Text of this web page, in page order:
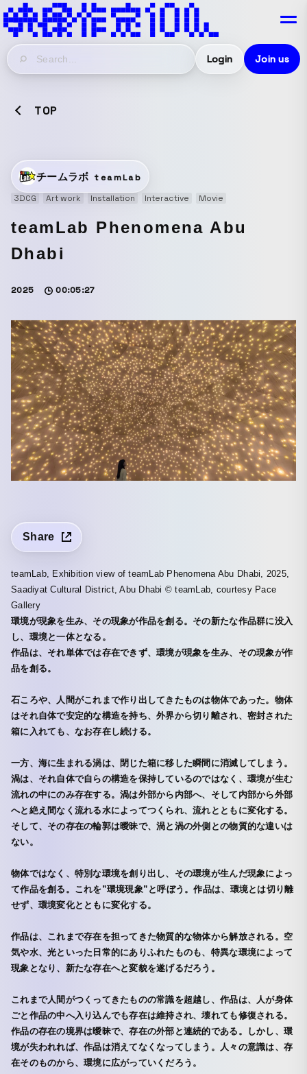
Login Join us
TOP
チームラボ teamLab
3DCG
Art work Installation Interactive Movie
teamLab Phenomena Abu
Dhabi
2025 00:05:27
Share
teamLab, Exhibition view of teamLab Phenomena Abu Dhabi, 2025,
Saadiyat Cultural District, Abu Dhabi © teamLab, courtesy Pace
Gallery
環境が現象を生み、その現象が作品を創る。その新たな作品群に没入
し、環境と一体となる。
作品は、それ単体では存在できず、環境が現象を生み、その現象が作
品を創る。
石ころや、人間がこれまで作り出してきたものは物体であった。物体
はそれ自体で安定的な構造を持ち、外界から切り離され、密封された
箱に入れても、なお存在し続ける。
一方、海に生まれる渦は、閉じた箱に移した瞬間に消滅してしまう。
渦は、それ自体で自らの構造を保持しているのではなく、環境が生む
流れの中にのみ存在する。渦は外部から内部へ、そして内部から外部
へと絶え間なく流れる水によってつくられ、流れとともに変化する。
そして、その存在の輪郭は曖昧で、渦と渦の外側との物質的な違いは
ない。
物体ではなく、特別な環境を創り出し、その環境が生んだ現象によっ
て作品を創る。これを”環境現象”と呼ぼう。作品は、環境とは切り離
せず、環境変化とともに変化する。
作品は、これまで存在を担ってきた物質的な物体から解放される。空
気や水、光といった日常的にありふれたものも、特異な環境によって
現象となり、新たな存在へと変貌を遂げるだろう。
これまで人間がつくってきたものの常識を超越し、作品は、人が身体
ごと作品の中へ入り込んでも存在は維持され、壊れても修復される。
作品の存在の境界は曖昧で、存在の外部と連続的である。しかし、環
境が失われれば、作品は消えてなくなってしまう。人々の意識は、存
在そのものから、環境に広がっていくだろう。